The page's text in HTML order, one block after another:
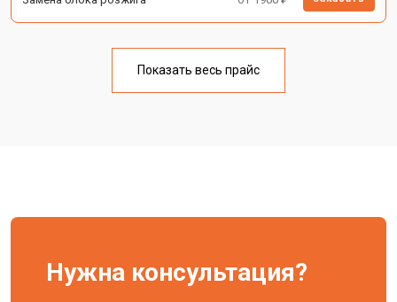
Показать весь прайс
Нужна консультация?